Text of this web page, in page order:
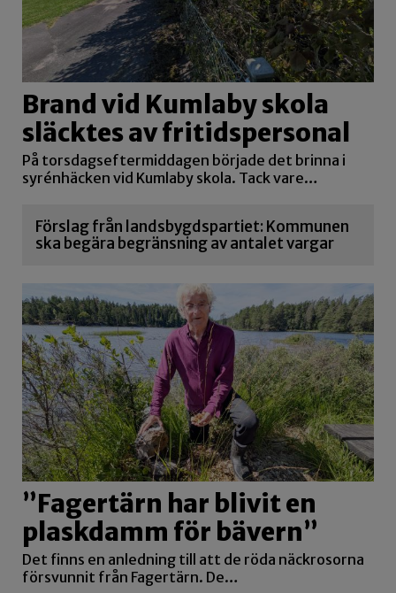
Brand vid Kumlaby skola
släcktes av fritidspersonal
På torsdagseftermiddagen började det brinna i
syrénhäcken vid Kumlaby skola. Tack vare…
Förslag från landsbygdspartiet: Kommunen
ska begära begränsning av antalet vargar
”Fagertärn har blivit en
plaskdamm för bävern”
Det finns en anledning till att de röda näckrosorna
försvunnit från Fagertärn. De…